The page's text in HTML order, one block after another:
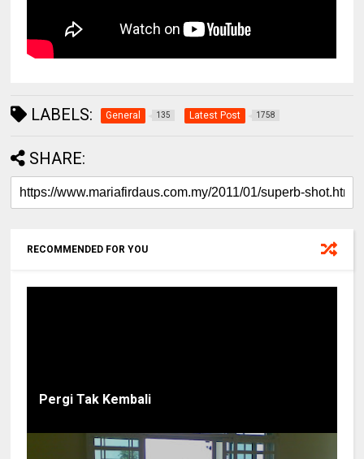
LABELS: General 135 Latest Post 1758
SHARE:
RECOMMENDED FOR YOU
Pergi Tak Kembali